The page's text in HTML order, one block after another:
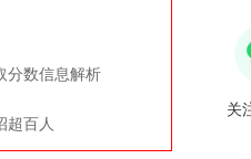
分数信息解析
超百人
关